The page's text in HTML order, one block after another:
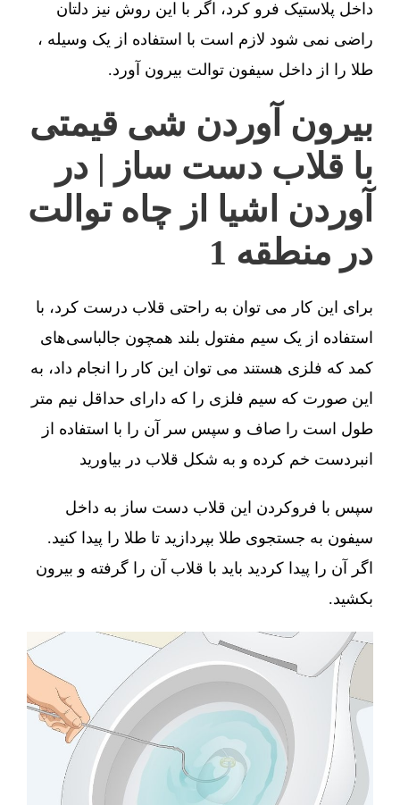
داخل پلاستیک فرو کرد، اگر با این روش نیز دلتان
راضی نمی شود لازم است با استفاده از یک وسیله ،
طلا را از داخل سیفون توالت بیرون آورد.
بیرون آوردن شی قیمتی
با قلاب دست ساز | در
آوردن اشیا از چاه توالت
در منطقه 1
برای این کار می توان به راحتی قلاب درست کرد، با
استفاده از یک سیم مفتول بلند همچون جالباسی‌های
کمد که فلزی هستند می توان این کار را انجام داد، به
این صورت که سیم فلزی را که دارای حداقل نیم متر
طول است را صاف و سپس سر آن را با استفاده از
انبردست خم کرده و به شکل قلاب در بیاورید
سپس با فروکردن این قلاب دست ساز به داخل
سیفون به جستجوی طلا بپردازید تا طلا را پیدا کنید.
اگر آن را پیدا کردید باید با قلاب آن را گرفته و بیرون
بکشید.